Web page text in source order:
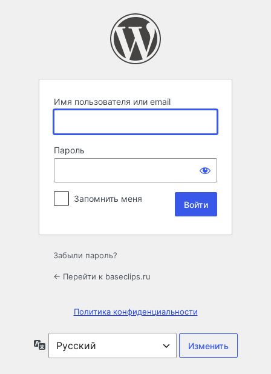
Имя пользователя или email
Пароль
Запомнить меня
Забыли пароль?
← Перейти к baseclips.ru
Политика конфиденциальности
Язык